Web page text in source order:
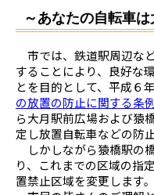
～あなたの自転車
市では、鉄道駅周辺な
することにより、良好な
とを目的として、平成６
の放置の防止に関する条例
ら大月駅前広場および猿
定し放置自転車などの防
しかしながら猿橋駅の
り、これまでの区域の指
置禁止区域を変更します。